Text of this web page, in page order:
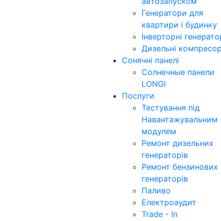
Генератори для
квартири і будинку
Інверторні
Дизельні
Сонячні панелі
Солнечные панели
LONGI
Послуги
Тестування під
Навантажувальним
модулем
Ремонт дизельних
генераторів
Ремонт бензинових
генераторів
Паливо
Електроаудит
Trade - In